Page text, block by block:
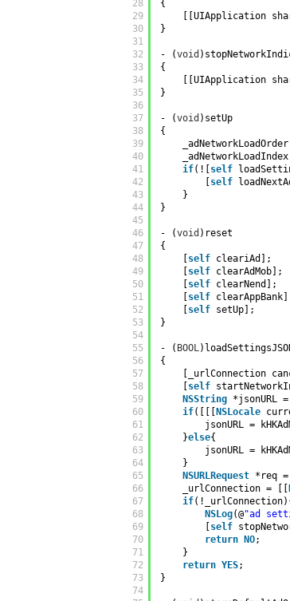
28
29
30
31
32
33
34
35
36
37
38
39
40
41
42
43
44
45
46
47
48
49
50
51
52
53
54
55
56
57
58
59
60
61
62
63
64
65
66
67
68
69
70
71
72
73
74
{
[[UIApplication
}
- (void
{
[[UIApplication
}
- (void )setUp
{
if(![ self
self
}
}
- (void )reset
{
self cleariAd];
self clearAdMob];
self clearNend];
self
self setUp];
}
- ( BOOL
{
[_urlConnection
self
NSString *jsonURL =
if([[[ NSLocale
jsonURL =
}else{
jsonURL =
}
NSURLRequest *req =
_urlConnection = [[
if
NSLog(@"ad
self
return
NO;
}
return YES;
}